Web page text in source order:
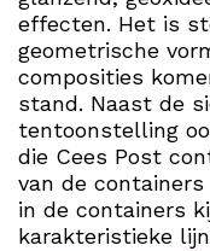
effecten. Het is
geometrische
composities
stand. Naast de
tentoonstelling
die Cees Post
van de containers
in de containers
karakteristieke